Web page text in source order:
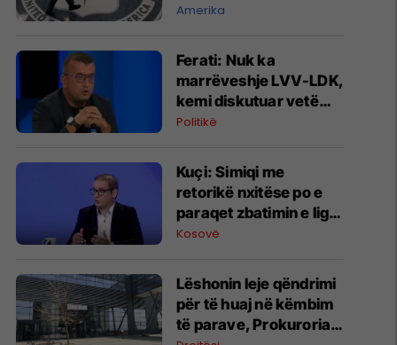
Amerika
Ferati: Nuk ka
marrëveshje LVV-LDK,
kemi diskutuar vetëm
për parime
Politikë
Kuçi: Simiqi me
retorikë nxitëse po e
paraqet zbatimin e ligjit
në veri si "spastrim
Kosovë
Lëshonin leje qëndrimi
për të huaj në këmbim
të parave, Prokuroria